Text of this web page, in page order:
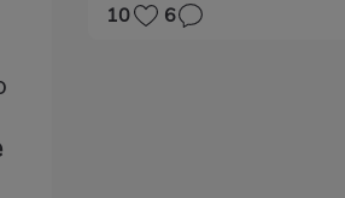
10 6